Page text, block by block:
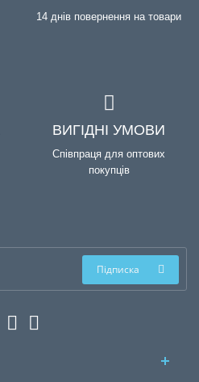
14 днів повернення на товари
ВИГІДНІ УМОВИ
Співпраця для оптових
покупців
Підписка